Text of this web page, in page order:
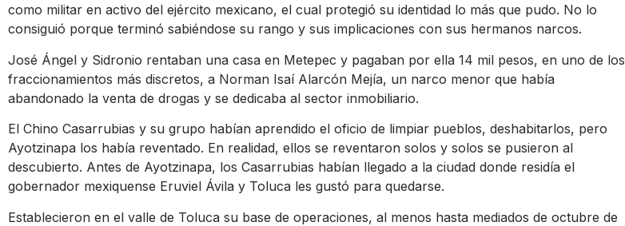
como militar en activo del ejército mexicano, el cual protegió su identidad lo más que pudo. No lo
consiguió porque terminó sabiéndose su rango y sus implicaciones con sus hermanos narcos.
José Ángel y Sidronio rentaban una casa en Metepec y pagaban por ella 14 mil pesos, en uno de los
fraccionamientos más discretos, a Norman Isaí Alarcón Mejía, un narco menor que había
abandonado la venta de drogas y se dedicaba al sector inmobiliario.
El Chino Casarrubias y su grupo habían aprendido el oficio de limpiar pueblos, deshabitarlos, pero
Ayotzinapa los había reventado. En realidad, ellos se reventaron solos y solos se pusieron al
descubierto. Antes de Ayotzinapa, los Casarrubias habían llegado a la ciudad donde residía el
gobernador mexiquense Eruviel Ávila y Toluca les gustó para quedarse.
Establecieron en el valle de Toluca su base de operaciones, al menos hasta mediados de octubre de